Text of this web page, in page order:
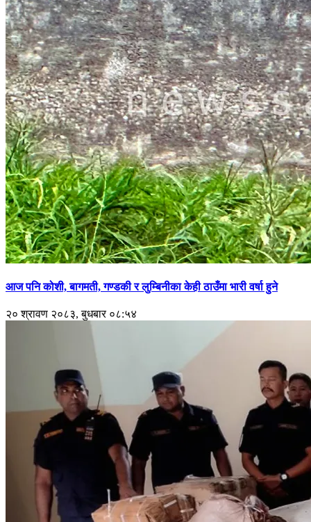
आज पनि कोशी, बागमती, गण्डकी र लुम्बिनीका केही ठाउँमा भारी वर्षा हुने
२० श्रावण २०८३, बुधबार ०८:५४